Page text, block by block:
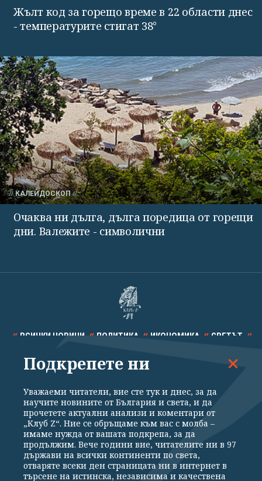
Жълт код за горещо време в 22 области днес
- температурите стигат 38°
КАЛЕЙДОСКОП
Очаква ни дълга, дълга поредица от горещи
дни. Валежите - символични
ВСИЧКИ НОВИНИ ПОЛИТИКА ИКОНОМИКА СВЕТЪТ
СПОРТ КУЛТУРА ТЕХНОЛОГИИ КАЛЕЙДОСКОП
Общи условия
Политика за поверителност
Реклама
Партньори Контакти
За Клуб Z
Подкрепете ни
Уважаеми читатели, вие сте тук и днес, за да
научите новините от България и света, и да
прочетете актуални анализи и коментари от
„Клуб Z“. Ние се обръщаме към вас с молба –
имаме нужда от вашата подкрепа, за да
продължим. Вече години вие, читателите ни в 97
държави на всички континенти по света,
отваряте всеки ден страницата ни в интернет в
търсене на истинска, независима и качествена